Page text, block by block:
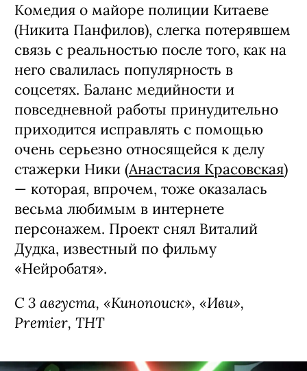
Комедия о майоре полиции Китаеве
(Никита Панфилов), слегка потерявшем
связь с реальностью после того, как на
него свалилась популярность в
соцсетях. Баланс медийности и
повседневной работы принудительно
приходится исправлять с помощью
очень серьезно относящейся к делу
стажерки Ники (Анастасия Красовская)
— которая, впрочем, тоже оказалась
весьма любимым в интернете
персонажем. Проект снял Виталий
Дудка, известный по фильму
«Нейробатя».
С 3 августа, «Кинопоиск», «Иви»,
Premier, ТНТ